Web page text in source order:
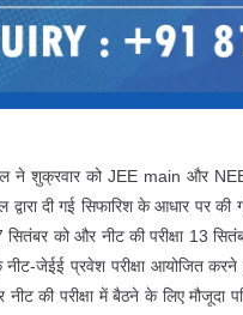
ने शुक्रवार को JEE main और
द्वारा दी गई सिफारिश के आधार पर
सितंबर को और नीट की परीक्षा 13
जेईई प्रवेश परीक्षा आयोजित
की परीक्षा में बैठने के लिए मौजूदा